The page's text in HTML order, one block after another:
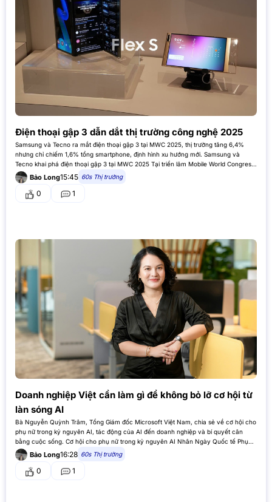
Điện thoại gập 3 dẫn dắt thị trường công nghệ 2025
Samsung và Tecno ra mắt điện thoại gập 3 tại MWC 2025, thị trường tăng 6,4%
nhưng chỉ chiếm 1,6% tổng smartphone, định hình xu hướng mới. Samsung và
Tecno khai phá điện thoại gập 3 tại MWC 2025 Tại triển lãm Mobile World Congress
(MWC) ở Barcelona ngày 10/3/2025,…
Bảo Long15:45 60s Thị trường
0 1
Doanh nghiệp Việt cần làm gì để không bỏ lỡ cơ hội từ
làn sóng AI
Bà Nguyễn Quỳnh Trâm, Tổng Giám đốc Microsoft Việt Nam, chia sẻ về cơ hội cho
phụ nữ trong kỷ nguyên AI, tác động của AI đến doanh nghiệp và bí quyết cân
bằng cuộc sống. Cơ hội cho phụ nữ trong kỷ nguyên AI Nhân Ngày Quốc tế Phụ…
Bảo Long16:28 60s Thị trường
0 1